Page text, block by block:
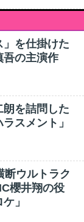
を仕掛けた
吾の主演作
を詰問した
スメント」
断ウルトラク
櫻井翔の役
」